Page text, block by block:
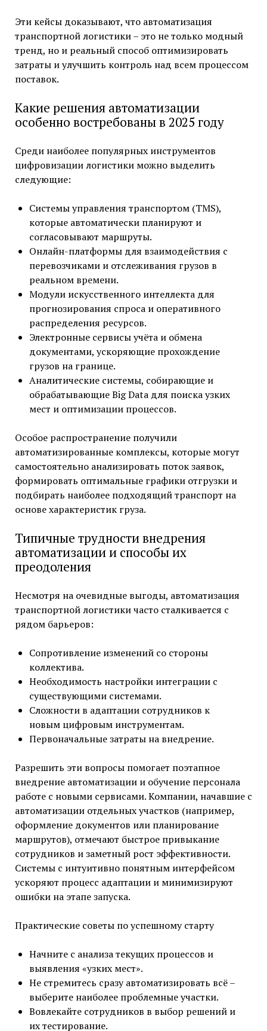
Эти кейсы доказывают, что автоматизация
транспортной логистики – это не только модный
тренд, но и реальный способ оптимизировать
затраты и улучшить контроль над всем процессом
поставок.
Какие решения автоматизации
особенно востребованы в 2025 году
Среди наиболее популярных инструментов
цифровизации логистики можно выделить
следующие:
Системы управления транспортом (TMS),
которые автоматически планируют и
согласовывают маршруты.
Онлайн-платформы для взаимодействия с
перевозчиками и отслеживания грузов в
реальном времени.
Модули искусственного интеллекта для
прогнозирования спроса и оперативного
распределения ресурсов.
Электронные сервисы учёта и обмена
документами, ускоряющие прохождение
грузов на границе.
Аналитические системы, собирающие и
обрабатывающие Big Data для поиска узких
мест и оптимизации процессов.
Особое распространение получили
автоматизированные комплексы, которые могут
самостоятельно анализировать поток заявок,
формировать оптимальные графики отгрузки и
подбирать наиболее подходящий транспорт на
основе характеристик груза.
Типичные трудности внедрения
автоматизации и способы их
преодоления
Несмотря на очевидные выгоды, автоматизация
транспортной логистики часто сталкивается с
рядом барьеров:
Сопротивление изменений со стороны
коллектива.
Необходимость настройки интеграции с
существующими системами.
Сложности в адаптации сотрудников к
новым цифровым инструментам.
Первоначальные затраты на внедрение.
Разрешить эти вопросы помогает поэтапное
внедрение автоматизации и обучение персонала
работе с новыми сервисами. Компании, начавшие с
автоматизации отдельных участков (например,
оформление документов или планирование
маршрутов), отмечают быстрое привыкание
сотрудников и заметный рост эффективности.
Системы с интуитивно понятным интерфейсом
ускоряют процесс адаптации и минимизируют
ошибки на этапе запуска.
Практические советы по успешному старту
Начните с анализа текущих процессов и
выявления «узких мест».
Не стремитесь сразу автоматизировать всё –
выберите наиболее проблемные участки.
Вовлекайте сотрудников в выбор решений и
их тестирование.